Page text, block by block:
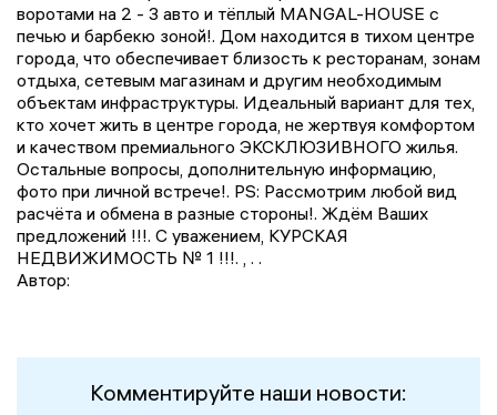
воротами на 2 - 3 авто и тёплый МАNGАL-НОUSЕ с
печью и барбекю зоной!. Дом находится в тихом центре
города, что обеспечивает близость к ресторанам, зонам
отдыха, сетевым магазинам и другим необходимым
объектам инфраструктуры. Идеальный вариант для тех,
кто хочет жить в центре города, не жертвуя комфортом
и качеством премиального ЭКСКЛЮЗИВНОГО жилья.
Остальные вопросы, дополнительную информацию,
фото при личной встрече!. РS: Рассмотрим любой вид
расчёта и обмена в разные стороны!. Ждём Ваших
предложений !!!. С уважением, КУРСКАЯ
НЕДВИЖИМОСТЬ № 1 !!!. , . .
Автор:
Комментируйте наши новости: